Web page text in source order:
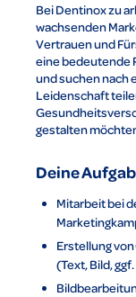
Bei Dentinox zu
wachsenden
Vertrauen und
eine bedeutende
und suchen nach
Leidenschaft
gestalten
Deine
Mitarbeit bei
Erstellung
(Text, Bild,